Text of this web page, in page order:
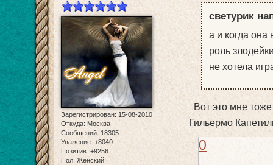
Зарегистрирован: 15-08-2010
Откуда:Москва
Сообщений: 18305
Уважение: +8040
Позитив: +9256
Пол: Женский
светурик
а и когда она
роль
не хотела
Вот это мне тоже
Гильермо
0